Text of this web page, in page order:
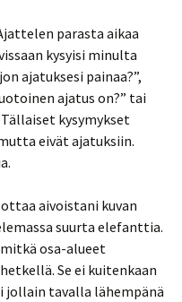
parasta aikaa
kysyisi minulta
ajatuksesi painaa?”,
ajatus on?” tai
Tällaiset kysymykset
eivät ajatuksiin.
aivoistani kuvan
suurta elefanttia.
osa-alueet
Se ei kuitenkaan
tavalla lähempänä